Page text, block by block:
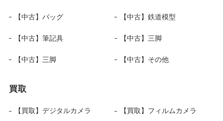
【中古】バッグ 【中古】鉄道模型
【中古】筆記具 【中古】三脚
【中古】三脚 【中古】その他
買取
【買取】デジタルカメラ 【買取】フィルムカメラ